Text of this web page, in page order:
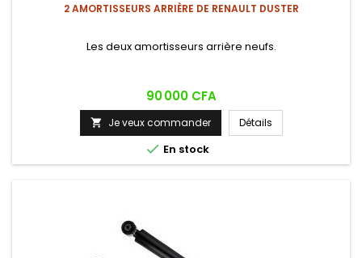
2 AMORTISSEURS ARRIÈRE DE RENAULT DUSTER
Les deux amortisseurs arrière neufs.
Prix
90 000 CFA
 Je veux commander Détails
 En stock